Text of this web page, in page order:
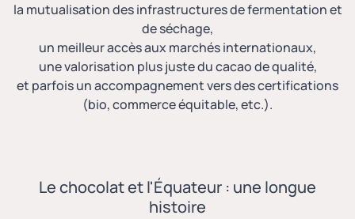
la mutualisation des infrastructures de fermentation et
de séchage,
un meilleur accès aux marchés internationaux,
une valorisation plus juste du cacao de qualité,
et parfois un accompagnement vers des certifications
(bio, commerce équitable, etc.).
Le chocolat et l'Équateur : une longue
histoire